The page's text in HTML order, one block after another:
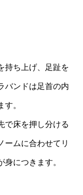
持ち上げ、足趾を
バンドは足首の内
。
で床を押し分ける
ームに合わせてリ
につきます。